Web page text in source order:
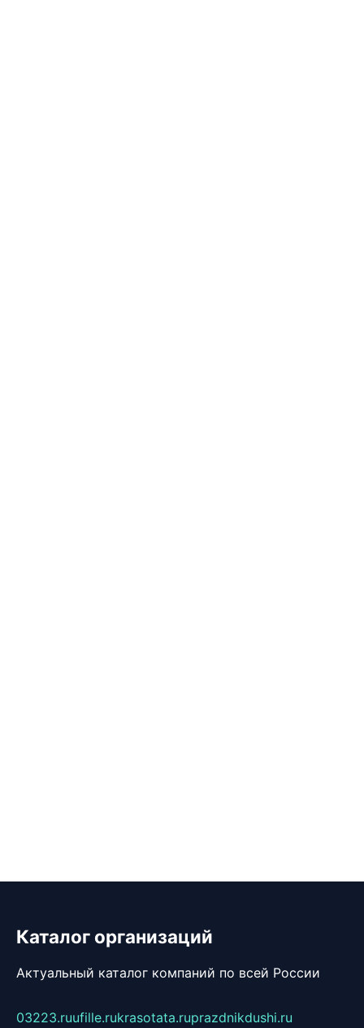
Каталог организаций
Актуальный каталог компаний по всей России
03223.ruufille.rukrasotata.ruprazdnikdushi.ru